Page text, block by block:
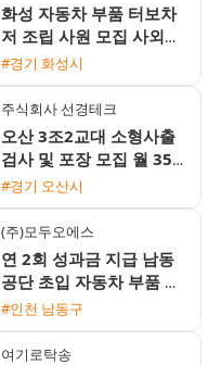
화성 자동차 부품 터보차
저 조립 사원 모집 사외기
숙사 가능 자차 필수
#경기 화성시
주식회사 선경테크
오산 3조2교대 소형사출
검사 및 포장 모집 월 350
만에서 370만원 이상 기
행
#경기 오산시
(주)모두오에스
연 2회 성과금 지급 남동
공단 초입 자동차 부품 회
사 주간 조립 및 검사 사
#인천 남동구
여기로탁송